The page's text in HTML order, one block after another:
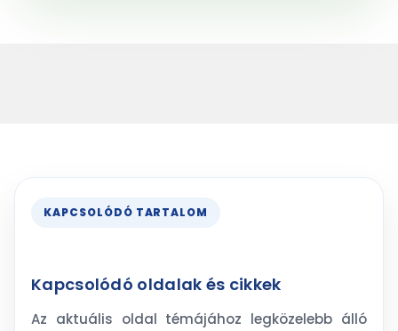
KAPCSOLÓDÓ TARTALOM
Kapcsolódó oldalak és cikkek
Az aktuális oldal témájához legközelebb álló